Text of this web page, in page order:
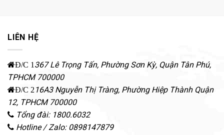
LIÊN HỆ
Đ/C 1 367 Lê Trọng Tấn, Phường Sơn Kỳ, Quận Tân Phú,
TPHCM 700000
Đ/C 2 16A3 Nguyễn Thị Tràng, Phường Hiệp Thành Quận
12, TPHCM 700000
Tổng đài: 1800.6032
Hotline / Zalo: 0898147879